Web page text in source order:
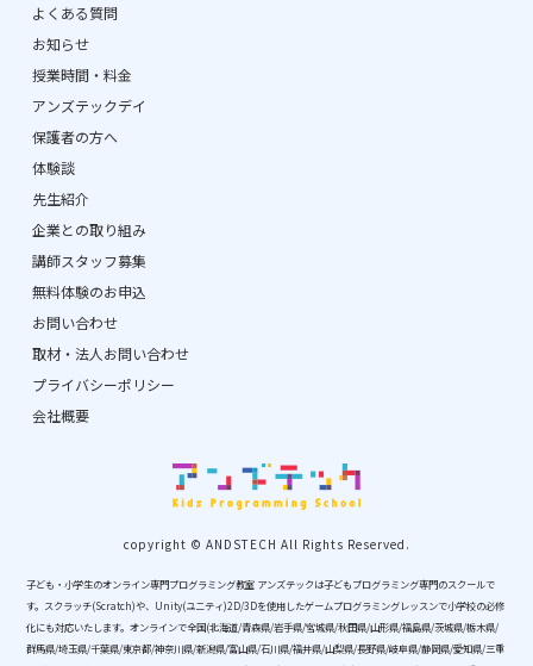
よくある質問
お知らせ
授業時間・料金
アンズテックデイ
保護者の方へ
体験談
先生紹介
企業との取り組み
講師スタッフ募集
無料体験のお申込
お問い合わせ
取材・法人お問い合わせ
プライバシーポリシー
会社概要
copyright © ANDSTECH All Rights Reserved.
子ども・小学生のオンライン専門プログラミング教室 アンズテックは子どもプログラミング専門のスクールで
す。スクラッチ(Scratch)や、Unity(ユニティ)2D/3Dを使用したゲームプログラミングレッスンで小学校の必修
化にも対応いたします。オンラインで全国(北海道/青森県/岩手県/宮城県/秋田県/山形県/福島県/茨城県/栃木県/
群馬県/埼玉県/千葉県/東京都/神奈川県/新潟県/富山県/石川県/福井県/山梨県/長野県/岐阜県/静岡県/愛知県/三重